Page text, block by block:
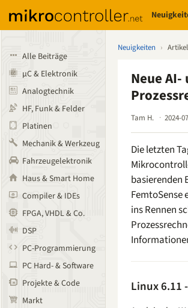
Alle Beiträge
µC & Elektronik
Analogtechnik
HF, Funk & Felder
Platinen
Mechanik & Werkzeug
Fahrzeugelektronik
Haus & Smart Home
Compiler & IDEs
FPGA, VHDL & Co.
DSP
PC-Programmierung
PC Hard- & Software
Projekte & Code
Markt
Neuigkeiten › Artikel
Neue
Tam H. 2024-
Die letzten
basierenden
FemtoSense
ins Rennen
Linux 6.11